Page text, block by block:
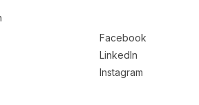
Facebook
LinkedIn
Instagram